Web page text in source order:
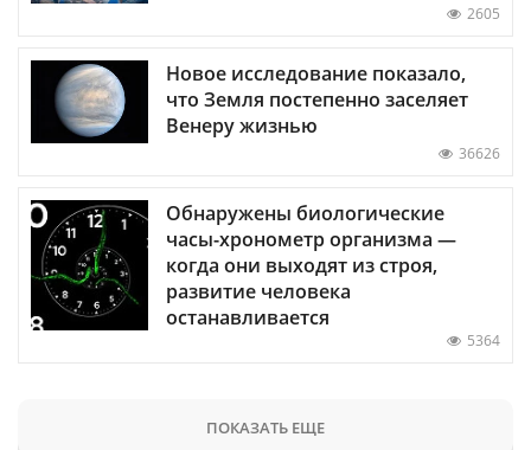
2605
Новое исследование показало,
что Земля постепенно заселяет
Венеру жизнью
36626
Обнаружены биологические
часы-хронометр организма —
когда они выходят из строя,
развитие человека
останавливается
5364
ПОКАЗАТЬ ЕЩЕ